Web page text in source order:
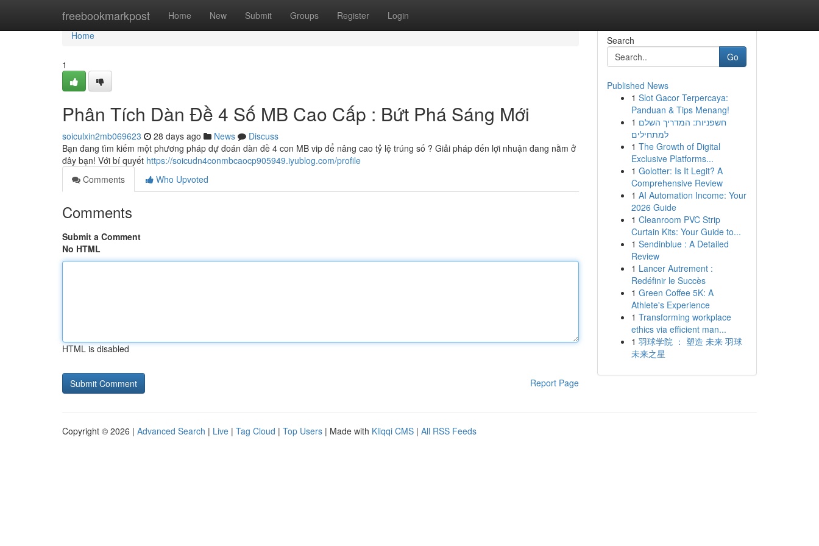
freebookmarkpost Home New Submit Groups Register Login
Home
Home
1
Phân Tích Dàn Đề 4 Số MB Cao Cấp : Bứt Phá Sáng Mới
soiculxin2mb069623 28 days ago News
Discuss
Bạn đang tìm kiếm một phương pháp dự đoán dàn đề 4 con MB vip để nâng cao tỷ lệ trúng số ? Giải pháp đến lợi nhuận đang nằm ở
đây bạn! Với bí quyết https://soicudn4conmbcaocp905949.iyublog.com/profile
Comments
Who Upvoted
Comments
Submit a Comment
No HTML
HTML is disabled
Report Page
Search
Go
Published News
1 Slot Gacor Terpercaya:
Panduan & Tips Menang!
1 חשפניות: המדריך השלם
למתחילים
1 The Growth of Digital
Exclusive Platforms...
1 Golotter: Is It Legit? A
Comprehensive Review
1 AI Automation Income: Your
2026 Guide
1 Cleanroom PVC Strip
Curtain Kits: Your Guide to...
1 Sendinblue : A Detailed
Review
1 Lancer Autrement :
Redéfinir le Succès
1 Green Coffee 5K: A
Athlete's Experience
1 Transforming workplace
ethics via efficient man...
1 羽球学院 ： 塑造 未来 羽球
未来之星
Copyright © 2026 | Advanced Search | Live | Tag Cloud | Top Users | Made with Kliqqi CMS | All RSS Feeds